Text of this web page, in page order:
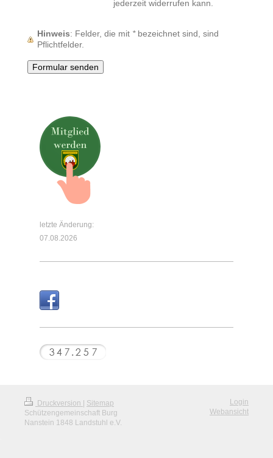
jederzeit widerrufen kann.
Hinweis : Felder, die mit *bezeichnet sind, sind
Pflichtfelder.
letzte Änderung:
07.08.2026
Druckversion
Sitemap
Schützengemeinschaft Burg
Nanstein 1848 Landstuhl e.V.
Login
Webansicht